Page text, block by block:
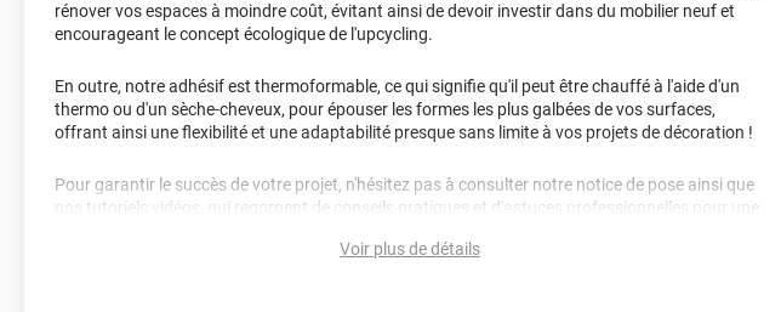
rénover vos espaces à moindre coût, évitant ainsi de devoir investir dans du mobilier neuf et
encourageant le concept écologique de l'upcycling.
En outre, notre adhésif est thermoformable, ce qui signifie qu'il peut être chauffé à l'aide d'un
thermo ou d'un sèche-cheveux, pour épouser les formes les plus galbées de vos surfaces,
offrant ainsi une flexibilité et une adaptabilité presque sans limite à vos projets de décoration !
Pour garantir le succès de votre projet, n'hésitez pas à consulter notre notice de pose ainsi que
nos tutoriels vidéos, qui regorgent de conseils pratiques et d'astuces professionnelles pour une
Voir plus de détails